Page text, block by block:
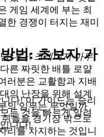
게임 세계에 부는 최
한 경쟁이 터지는 재미
니다! 크레이지 마우
른 짜릿한 배틀 로얄
러분은 교활함과 지배
의 난장을 위해 설계
의 임무는 무엇일까
들을 경기장 밖으로
리를 차지하는 것입니
법: 초보자 가
다! 이 가이드는 승리
든 것을 빠르게 알려
니다!